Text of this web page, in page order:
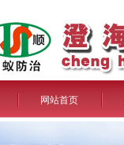
网站首页